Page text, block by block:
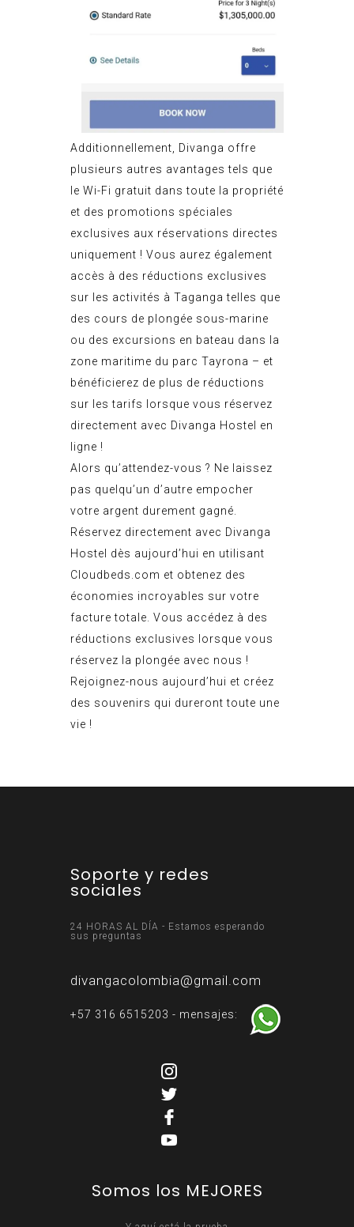
Additionnellement, Divanga offre
plusieurs autres avantages tels que
le Wi-Fi gratuit dans toute la propriété
et des promotions spéciales
exclusives aux réservations directes
uniquement ! Vous aurez également
accès à des réductions exclusives
sur les activités à Taganga telles que
des cours de plongée sous-marine
ou des excursions en bateau dans la
zone maritime du parc Tayrona – et
bénéficierez de plus de réductions
sur les tarifs lorsque vous réservez
directement avec Divanga Hostel en
ligne !
Alors qu’attendez-vous ? Ne laissez
pas quelqu’un d’autre empocher
votre argent durement gagné.
Réservez directement avec Divanga
Hostel dès aujourd’hui en utilisant
Cloudbeds.com et obtenez des
économies incroyables sur votre
facture totale. Vous accédez à des
réductions exclusives lorsque vous
réservez la plongée avec nous !
Rejoignez-nous aujourd’hui et créez
des souvenirs qui dureront toute une
vie !
Soporte y redes
sociales
24 HORAS AL DÍA - Estamos esperando
sus preguntas
divangacolombia@gmail.com
+57 316 6515203 - mensajes:
Somos los MEJORES